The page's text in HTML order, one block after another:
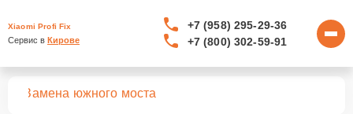
Xiaomi Profi Fix
Сервис в Кирове
+7 (958) 295-29-36
+7 (800) 302-59-91
Замена южного моста